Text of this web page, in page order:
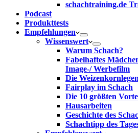
schachtraining.de
Podcast
Produkttests
Empfehlungen
Wissenswert
Warum Schach?
Fabelhaftes
Image-/ Werbefilm
Die
Fairplay im Schach
Die 10 größten
Hausarbeiten
Geschichte des
Schachtipp des